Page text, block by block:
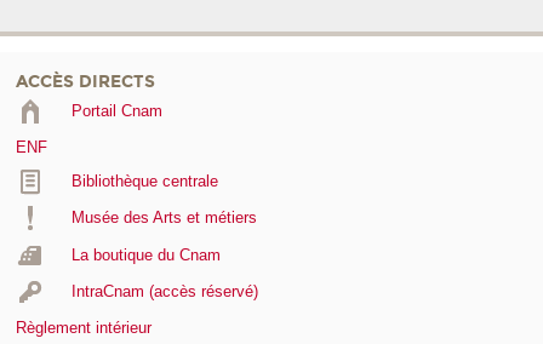
ACCÈS DIRECTS
Portail Cnam
ENF
Bibliothèque centrale
Musée des Arts et métiers
La boutique du Cnam
IntraCnam (accès réservé)
Règlement intérieur